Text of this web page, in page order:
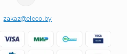
zakaz@eleco.by